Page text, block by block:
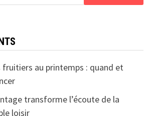
fruitiers au printemps : quand et
transforme l’écoute de la
loisir